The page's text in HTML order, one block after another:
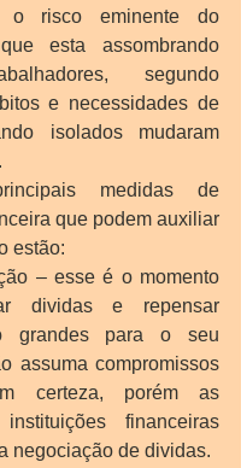
risco eminente do
esta assombrando
segundo
e necessidades de
isolados mudaram
medidas de
que podem auxiliar
estão:
– esse é o momento
dividas e repensar
grandes para o seu
assuma compromissos
certeza, porém as
financeiras
negociação de dividas.